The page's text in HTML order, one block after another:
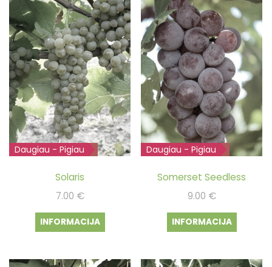
Išparduota
Daugiau - Pigiau
Solaris
7.00 €
INFORMACIJA
Išparduota
Daugiau - Pigiau
Somerset Seedless
9.00 €
INFORMACIJA